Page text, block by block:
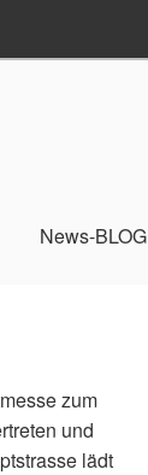
News-BLOG
zum
und
lädt